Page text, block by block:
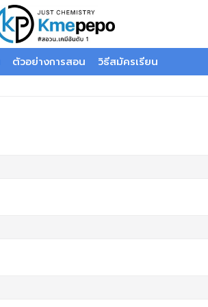
ตัวอย่างการสอน วิธีสมัครเรียน